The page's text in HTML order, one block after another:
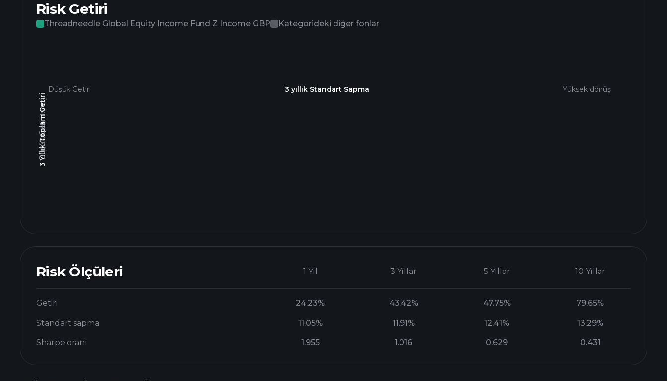
Risk Getiri
Threadneedle Global Equity Income Fund Z Income GBP Kategorideki diğer fonlar
Yüksek dönüş
3 Yıllık Toplam Getiri
Düşük Getiri
Düşük Getiri 3 yıllık Standart Sapma Yüksek dönüş
Risk Ölçüleri 1 Yıl 3 Yıllar 5 Yıllar 10 Yıllar
Getiri 24.23% 43.42% 47.75% 79.65%
Standart sapma 11.05% 11.91% 12.41% 13.29%
Sharpe oranı 1.955 1.016 0.629 0.431